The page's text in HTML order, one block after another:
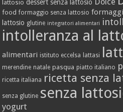
lattosio dessert senza lattosio
food formaggio senza lattosio
lattosio glutine integratori alimentari
intolleranza al
alimentari istituto eccelsa lattasi
merendine natale pasqua piatto italiano
ricetta italiana ricetta senza
senza glutine senza
yogurt